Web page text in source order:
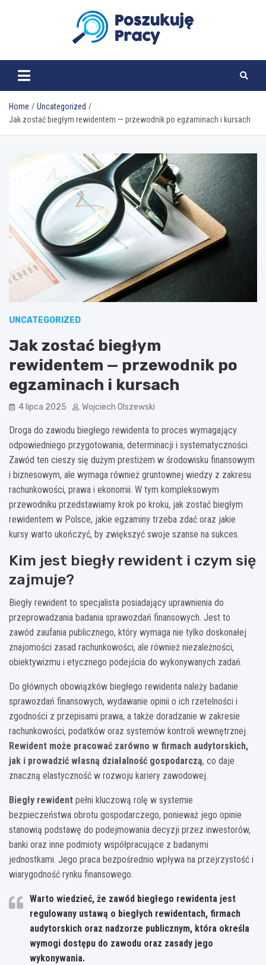
poszukujepracy.pl
Home
Uncategorized
Jak zostać biegłym rewidentem — przewodnik po egzaminach i kursach
UNCATEGORIZED
Jak zostać biegłym
rewidentem — przewodnik po
egzaminach i kursach
4 lipca 2025 Wojciech Olszewski
Droga do zawodu biegłego rewidenta to proces wymagający
odpowiedniego przygotowania, determinacji i systematyczności.
Zawód ten cieszy się dużym prestiżem w środowisku finansowym
i biznesowym, ale wymaga również gruntownej wiedzy z zakresu
rachunkowości, prawa i ekonomii. W tym kompleksowym
przewodniku przedstawiamy krok po kroku, jak zostać biegłym
rewidentem w Polsce, jakie egzaminy trzeba zdać oraz jakie
kursy warto ukończyć, by zwiększyć swoje szanse na sukces.
Kim jest biegły rewident i czym się
zajmuje?
Biegły rewident to specjalista posiadający uprawnienia do
przeprowadzania badania sprawozdań finansowych. Jest to
zawód zaufania publicznego, który wymaga nie tylko doskonałej
znajomości zasad rachunkowości, ale również niezależności,
obiektywizmu i etycznego podejścia do wykonywanych zadań.
Do głównych obowiązków biegłego rewidenta należy badanie
sprawozdań finansowych, wydawanie opinii o ich rzetelności i
zgodności z przepisami prawa, a także doradzanie w zakresie
rachunkowości, podatków oraz systemów kontroli wewnętrznej.
Rewident może pracować zarówno w firmach audytorskich,
jak i prowadzić własną działalność gospodarczą, co daje
znaczną elastyczność w rozwoju kariery zawodowej.
Biegły rewident pełni kluczową rolę w systemie
bezpieczeństwa obrotu gospodarczego, ponieważ jego opinie
stanowią podstawę do podejmowania decyzji przez inwestorów,
banki oraz inne podmioty współpracujące z badanymi
jednostkami. Jego praca bezpośrednio wpływa na przejrzystość i
wiarygodność rynku finansowego.
Warto wiedzieć, że zawód biegłego rewidenta jest
regulowany ustawą o biegłych rewidentach, firmach
audytorskich oraz nadzorze publicznym, która określa
wymogi dostępu do zawodu oraz zasady jego
wykonywania.